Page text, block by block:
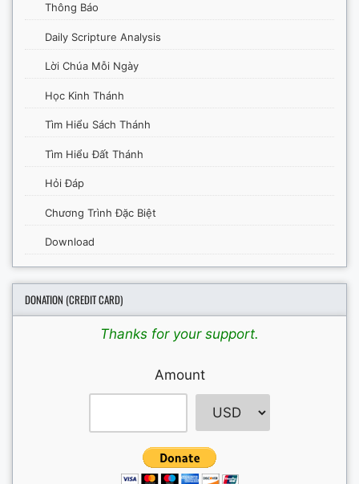
Thông Báo
Daily Scripture Analysis
Lời Chúa Mỗi Ngày
Học Kinh Thánh
Tìm Hiểu Sách Thánh
Tìm Hiểu Đất Thánh
Hỏi Đáp
Chương Trình Đặc Biệt
Download
DONATION (CREDIT CARD)
Thanks for your support.
Amount